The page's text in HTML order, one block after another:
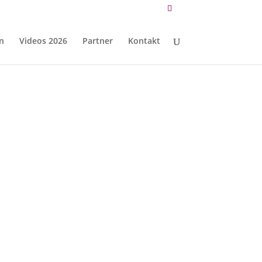
Videos 2026 Partner Kontakt